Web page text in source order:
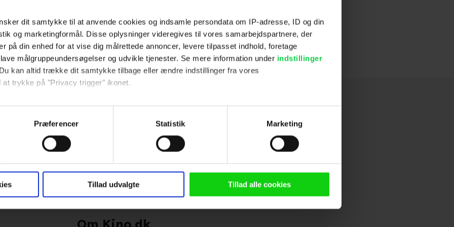
dit samtykke til at anvende cookies og indsamle persondata om IP-adresse, ID og din
og marketingformål. Disse oplysninger videregives til vores samarbejdspartnere, der
på din enhed for at vise dig målrettede annoncer, levere tilpasset indhold, foretage
målgruppeundersøgelser og udvikle tjenester. Se mere information under indstillinger
kan altid trække dit samtykke tilbage eller ændre indstillinger fra vores
at trykke på "Privacy trigger" ikonet.
gerne:
om din placering, der kan være nøjagtig inden for få meter
cookies og indsamle persondata om IP-adresse, ID og din browser til statistik og
videregives til vores samarbejdspartnere, der opbevarer og tilgår oplysninger på din
annoncer, levere tilpasset indhold, foretage annonce- og indholdsmåling, lave
Se mere information under indstillinger og i vores persondatapolitik.
Præferencer Statistik Marketing
Tillad udvalgte Tillad alle cookies
2022
samtidig Kino.dks
Markedsføringssamtykke
Om Kino.dk